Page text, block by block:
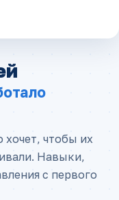
хочет, чтобы их
Навыки,
с первого